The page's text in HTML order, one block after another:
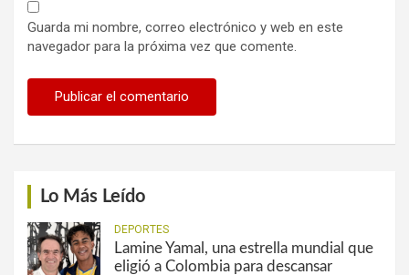
Guarda mi nombre, correo electrónico y web en este
navegador para la próxima vez que comente.
Lo Más Leído
DEPORTES
Lamine Yamal, una estrella mundial que
eligió a Colombia para descansar